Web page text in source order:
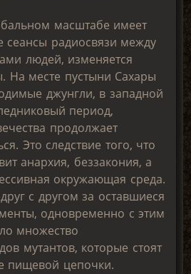
масштабе имеет
сеансы радиосвязи между
людей, изменяется
На месте пустыни Сахары
джунгли, в западной
период,
продолжает
Это следствие того, что
анархия, беззакония, а
окружающая среда.
с другом за оставшиеся
одновременно с этим
множество
мутантов, которые стоят
пищевой цепочки.